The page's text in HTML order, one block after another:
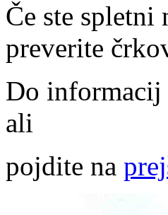
Če ste
preverite
Do
ali
pojdite na